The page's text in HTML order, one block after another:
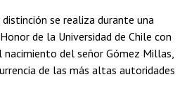
se realiza durante una
de la Universidad de Chile con
del señor Gómez Millas,
de las más altas autoridades